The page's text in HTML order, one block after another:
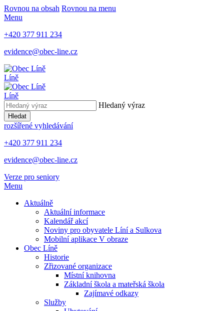
Rovnou na obsah Rovnou na menu
Menu
+420 377 911 234
evidence@obec-line.cz
Líně
Líně
Hledaný výraz
Hledat
rozšířené vyhledávání
+420 377 911 234
evidence@obec-line.cz
Verze pro seniory
Menu
Aktuálně
Aktuální informace
Kalendář akcí
Noviny pro obyvatele Líní a Sulkova
Mobilní aplikace V obraze
Obec Líně
Historie
Zřizované organizace
Místní knihovna
Základní škola a mateřská škola
Zajímavé odkazy
Služby